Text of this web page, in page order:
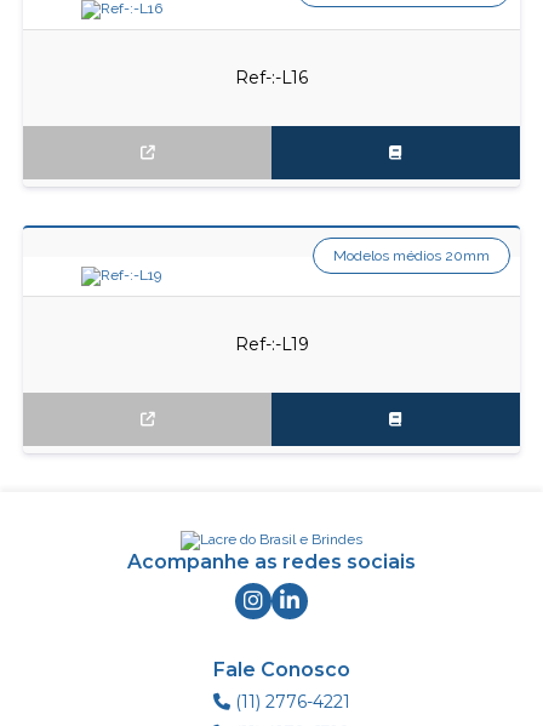
Ref-:-L16
Ref-:-L19
Modelos médios 20mm
Acompanhe as redes sociais
Fale Conosco
(11) 2776-4221